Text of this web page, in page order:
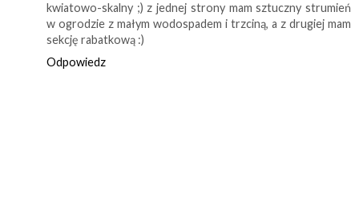
kwiatowo-skalny ;) z jednej strony mam sztuczny strumień
w ogrodzie z małym wodospadem i trzciną, a z drugiej mam
sekcję rabatkową :)
Odpowiedz